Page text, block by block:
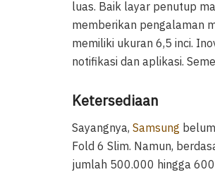
luas. Baik layar penutup
memberikan pengalaman
memiliki ukuran 6,5 inci.
notifikasi dan aplikasi.
Ketersediaan
Sayangnya, Samsung
Fold 6 Slim. Namun,
jumlah 500.000 hingga